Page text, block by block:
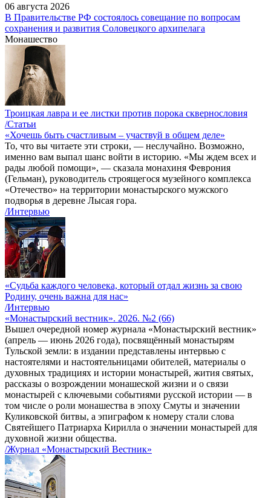
06 августа 2026
В Правительстве РФ состоялось совещание по вопросам
сохранения и развития Соловецкого архипелага
Монашество
Троицкая лавра и ее листки против порока сквернословия
/Статьи
«Хочешь быть счастливым – участвуй в общем деле»
То, что вы читаете эти строки, — неслучайно. Возможно,
именно вам выпал шанс войти в историю. «Мы ждем всех и
рады любой помощи», — сказала монахиня Феврония
(Гельман), руководитель строящегося музейного комплекса
«Отечество» на территории монастырского мужского
подворья в деревне Лысая гора.
/Интервью
«Судьба каждого человека, который отдал жизнь за свою
Родину, очень важна для нас»
/Интервью
«Монастырский вестник». 2026. №2 (66)
Вышел очередной номер журнала «Монастырский вестник»
(апрель — июнь 2026 года), посвящённый монастырям
Тульской земли: в издании представлены интервью с
настоятелями и настоятельницами обителей, материалы о
духовных традициях и истории монастырей, жития святых,
рассказы о возрождении монашеской жизни и о связи
монастырей с ключевыми событиями русской истории — в
том числе о роли монашества в эпоху Смуты и значении
Куликовской битвы, а эпиграфом к номеру стали слова
Святейшего Патриарха Кирилла о значении монастырей для
духовной жизни общества.
/Журнал «Монастырский Вестник»